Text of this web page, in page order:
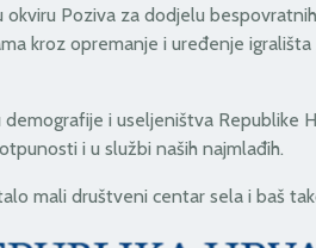
okviru Poziva za dodjelu
kroz opremanje i uređenje
i useljeništva Republike
i u službi naših najmlađih.
mali društveni centar sela i baš